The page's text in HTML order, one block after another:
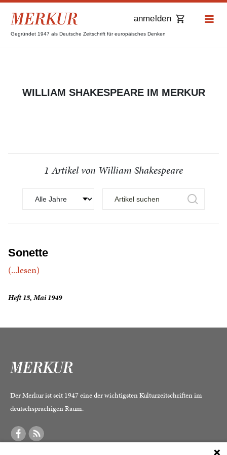
Gegründet 1947 als Deutsche Zeitschrift für europäisches Denken
anmelden
WILLIAM SHAKESPEARE IM MERKUR
1 Artikel von William Shakespeare
Sonette
(...lesen)
Heft 15, Mai 1949
Der Merkur ist seit 1947 eine der wichtigsten Kulturzeitschriften im
deutschsprachigen Raum.